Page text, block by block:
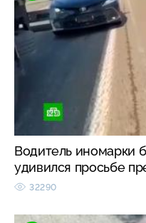
Водитель иномарки
удивился просьбе
32290